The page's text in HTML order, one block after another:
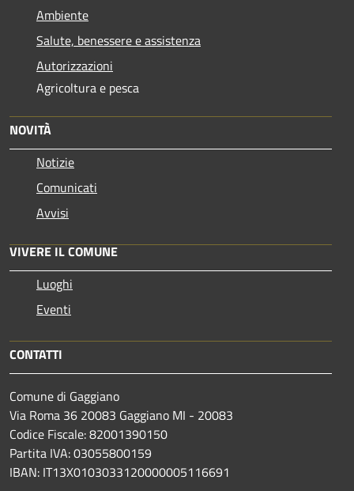
Ambiente
Salute, benessere e assistenza
Autorizzazioni
Agricoltura e pesca
NOVITÀ
Notizie
Comunicati
Avvisi
VIVERE IL COMUNE
Luoghi
Eventi
CONTATTI
Comune di Gaggiano
Via Roma 36 20083 Gaggiano MI - 20083
Codice Fiscale: 82001390150
Partita IVA: 03055800159
IBAN: IT13X0103033120000005116691